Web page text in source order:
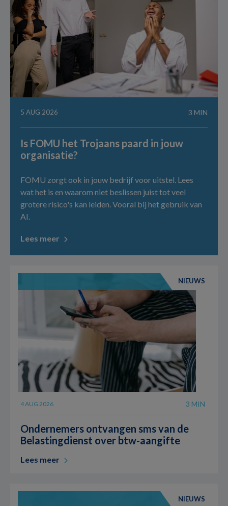
5 AUG 2026 3 MIN
Is FOMU het Trojaans paard in jouw
organisatie?
FOMU zorgt ook in jouw bedrijf voor uitstel. Lees
wat het is en waarom niet beslissen juist tot veel
grotere risico's kan leiden. Vooral bij het gebruik van
AI.
Lees meer
NIEUWS
4 AUG 2026 3 MIN
Ondernemers ontvangen sms van de
Belastingdienst over btw-aangifte
Lees meer
NIEUWS